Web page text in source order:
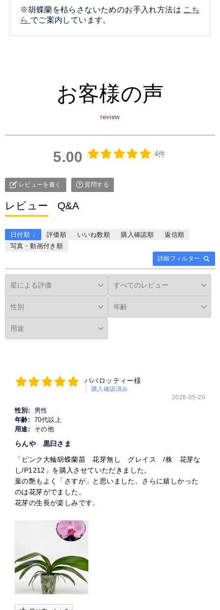
※胡蝶蘭を枯らさないためのお手入れ方法は こち
ら でご案内しています。
お客様の声
5.00 4件
レビューを書く 質問する
レビュー Q&A
詳細フィルター
日付順 ↓ 評価順 いいね数順 購入確認順
返信順
写真・動画付き順
ババロッティー様
購入確認済み
2026-05-20
性別:
男性
年齢:
70代以上
用途:
その他
らんや 黒臼さま
「ピンク大輪胡蝶蘭苗 花芽無し グレイス /株 花芽な
し/P1212」を購入させていただきました。
葉の艶もよく「さすが」と思いました。さらに嬉しかった
のは花芽がでました。
花芽の生長が楽しみです。